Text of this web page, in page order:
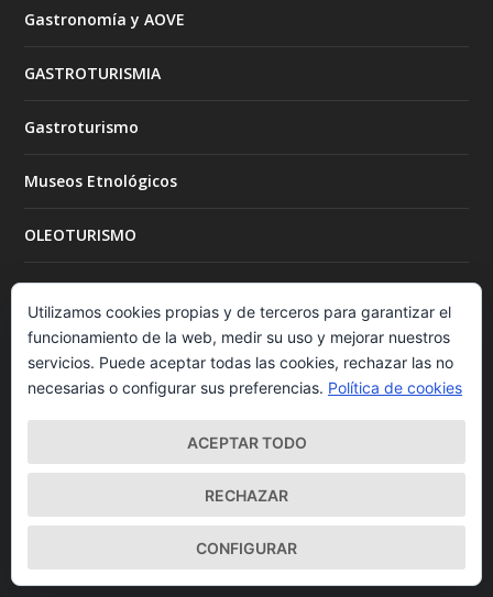
Gastronomía y AOVE
GASTROTURISMIA
Gastroturismo
Museos Etnológicos
OLEOTURISMO
Actividades para niños
Almazaras históricas
Arqueología e historia del aceite
Cursos y catas de aceite
Museos del Aceite y el Olivo
Utilizamos cookies propias y de terceros para garantizar el
funcionamiento de la web, medir su uso y mejorar nuestros
servicios. Puede aceptar todas las cookies, rechazar las no
necesarias o configurar sus preferencias. Política de cookies
ACEPTAR TODO
RECHAZAR
CONFIGURAR